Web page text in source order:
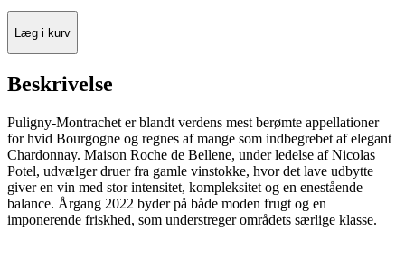
Læg i kurv
Beskrivelse
Puligny-Montrachet er blandt verdens mest berømte appellationer
for hvid Bourgogne og regnes af mange som indbegrebet af elegant
Chardonnay. Maison Roche de Bellene, under ledelse af Nicolas
Potel, udvælger druer fra gamle vinstokke, hvor det lave udbytte
giver en vin med stor intensitet, kompleksitet og en enestående
balance. Årgang 2022 byder på både moden frugt og en
imponerende friskhed, som understreger områdets særlige klasse.